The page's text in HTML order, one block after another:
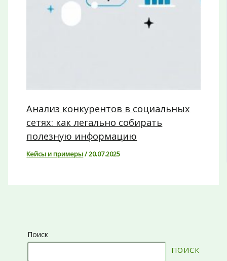
Анализ конкурентов в социальных
сетях: как легально собирать
полезную информацию
Кейсы и примеры/20.07.2025
Поиск
ПОИСК